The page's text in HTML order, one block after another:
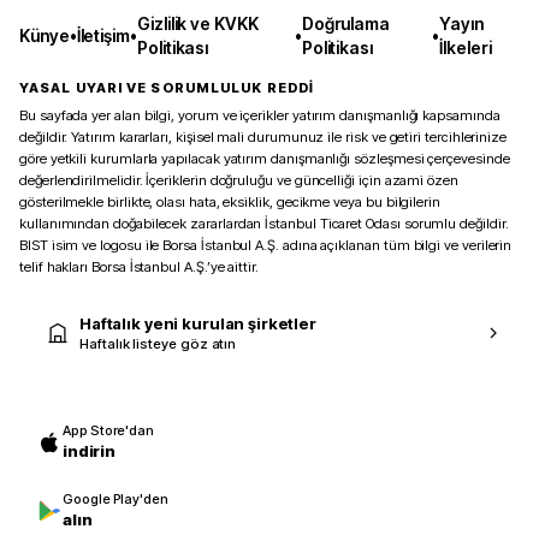
Künye•İletişim•
Gizlilik ve KVKK
Politikası
•
Doğrulama
Politikası
•
Yayın
İlkeleri
YASAL UYARI VE SORUMLULUK REDDİ
Bu sayfada yer alan bilgi, yorum ve içerikler yatırım danışmanlığı kapsamında
değildir. Yatırım kararları, kişisel mali durumunuz ile risk ve getiri tercihlerinize
göre yetkili kurumlarla yapılacak yatırım danışmanlığı sözleşmesi çerçevesinde
değerlendirilmelidir. İçeriklerin doğruluğu ve güncelliği için azami özen
gösterilmekle birlikte, olası hata, eksiklik, gecikme veya bu bilgilerin
kullanımından doğabilecek zararlardan İstanbul Ticaret Odası sorumlu değildir.
BIST isim ve logosu ile Borsa İstanbul A.Ş. adına açıklanan tüm bilgi ve verilerin
telif hakları Borsa İstanbul A.Ş.’ye aittir.
Haftalık yeni kurulan şirketler
Haftalık listeye göz atın
App Store'dan
indirin
Google Play'den
alın